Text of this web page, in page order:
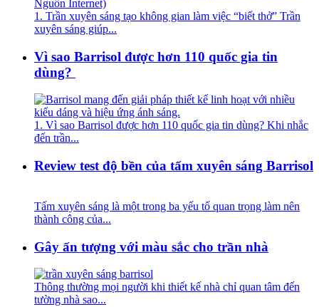
1. Trần xuyên sáng tạo không gian làm việc “biết thở” Trần
xuyên sáng giúp...
Vì sao Barrisol được hơn 110 quốc gia tin
dùng?
1. Vì sao Barrisol được hơn 110 quốc gia tin dùng? Khi nhắc
đến trần...
Review test độ bền của tấm xuyên sáng Barrisol
Tấm xuyên sáng là một trong ba yếu tố quan trọng làm nên
thành công của...
Gây ấn tượng với màu sắc cho trần nhà
Thông thường mọi người khi thiết kế nhà chỉ quan tâm đến
tường nhà sao...